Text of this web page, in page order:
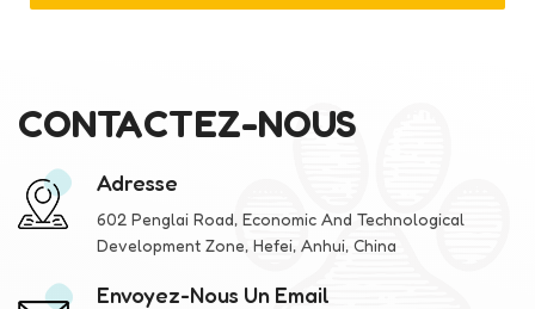
CONTACTEZ-NOUS
Adresse
602 Penglai Road, Economic And Technological
Development Zone, Hefei, Anhui, China
Envoyez-Nous Un Email